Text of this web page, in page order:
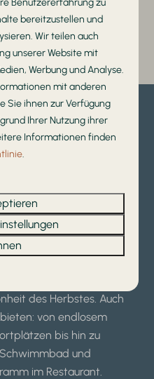
Sie heraus,
zu
Laub laden Sie
Sie die Leughte
des Utrechtse
liegen! Mieten Sie sich
Wanderschuhe an
des Herbstes. Auch
von endlosem
bis hin zu
und
im Restaurant.
bereitzustellen und
Wir teilen auch
unserer Website mit
Werbung und Analyse.
mit anderen
Sie ihnen zur Verfügung
Ihrer Nutzung ihrer
Informationen finden
.